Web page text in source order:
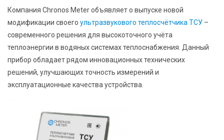
Компания Chronos Meter объявляет о выпуске новой
модификации своего ультразвукового теплосчётчика ТСУ –
современного решения для высокоточного учёта
теплоэнергии в водяных системах теплоснабжения. Данный
прибор обладает рядом инновационных технических
решений, улучшающих точность измерений и
эксплуатационные качества устройства.